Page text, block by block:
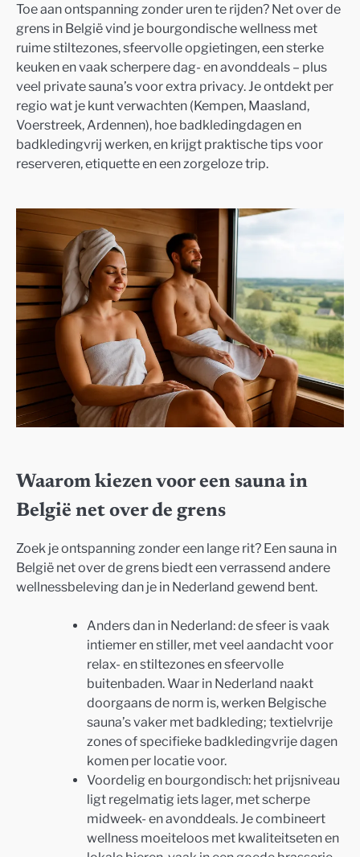
Toe aan ontspanning zonder uren te rijden? Net over de
grens in België vind je bourgondische wellness met
ruime stiltezones, sfeervolle opgietingen, een sterke
keuken en vaak scherpere dag- en avonddeals – plus
veel private sauna’s voor extra privacy. Je ontdekt per
regio wat je kunt verwachten (Kempen, Maasland,
Voerstreek, Ardennen), hoe badkledingdagen en
badkledingvrij werken, en krijgt praktische tips voor
reserveren, etiquette en een zorgeloze trip.
Waarom kiezen voor een sauna in
België net over de grens
Zoek je ontspanning zonder een lange rit? Een sauna in
België net over de grens biedt een verrassend andere
wellnessbeleving dan je in Nederland gewend bent.
Anders dan in Nederland: de sfeer is vaak
intiemer en stiller, met veel aandacht voor
relax- en stiltezones en sfeervolle
buitenbaden. Waar in Nederland naakt
doorgaans de norm is, werken Belgische
sauna’s vaker met badkleding; textielvrije
zones of specifieke badkledingvrije dagen
komen per locatie voor.
Voordelig en bourgondisch: het prijsniveau
ligt regelmatig iets lager, met scherpe
midweek- en avonddeals. Je combineert
wellness moeiteloos met kwaliteitseten en